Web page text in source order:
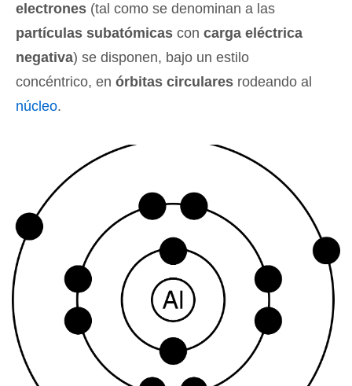
electrones (tal como se denominan a las
partículas subatómicas con carga eléctrica
negativa) se disponen, bajo un estilo
concéntrico, en órbitas circulares rodeando al
núcleo.